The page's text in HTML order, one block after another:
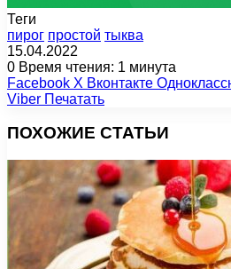
Теги
пирог простой тыква
15.04.2022
0 Время чтения: 1 минута
Facebook X Вконтакте
Viber Печатать
ПОХОЖИЕ СТАТЬИ